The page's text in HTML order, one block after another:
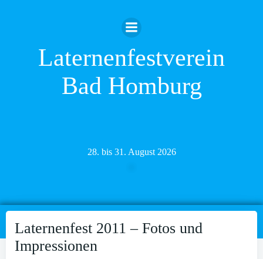
Inhalt
springen
Laternenfestverein
Bad Homburg
28. bis 31. August 2026
Laternenfest 2011 – Fotos und
Impressionen